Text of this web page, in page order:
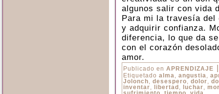
algunos salir con vida
Para mi la travesía del
y adquirir confianza.
diferencia, lo que da
con el corazón
amor.
Publicado en APRENDIZAJE
Etiquetado alma, angustia,
Jolonch, desespero, dolor,
inventar, libertad , luchar,